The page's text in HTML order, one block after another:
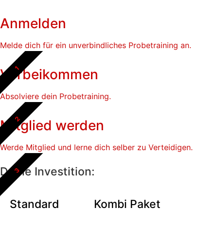
Anmelden
Melde dich für ein unverbindliches Probetraining an.
1
Vorbeikommen
Absolviere dein Probetraining.
2
Mitglied werden
Werde Mitglied und lerne dich selber zu Verteidigen.
3
Deine Investition:
Standard Kombi Paket